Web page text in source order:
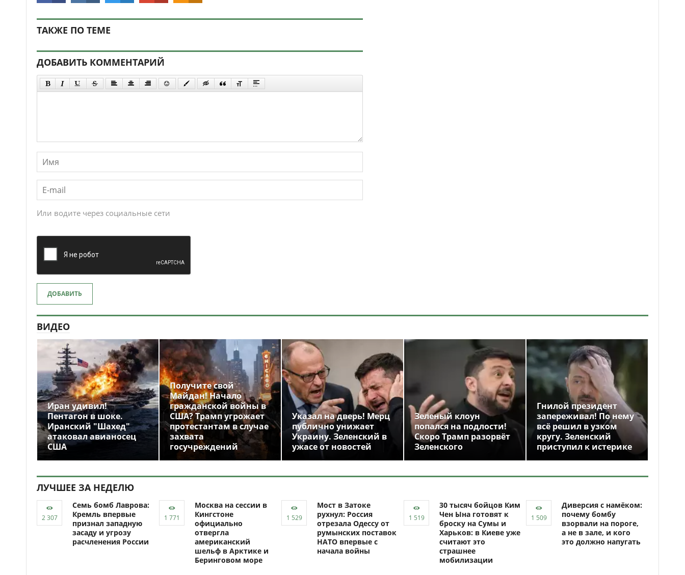
ТАКЖЕ ПО ТЕМЕ
ДОБАВИТЬ КОММЕНТАРИЙ
Или водите через социальные сети
ДОБАВИТЬ
ВИДЕО
Иран удивил!
Пентагон в шоке.
Иранский "Шахед"
атаковал авианосец
США
Получите свой
Майдан! Начало
гражданской войны в
США? Трамп угрожает
протестантам в случае
захвата
госучреждений
Указал на дверь! Мерц
публично унижает
Украину. Зеленский в
ужасе от новостей
Зеленый клоун
попался на подлости!
Скоро Трамп разорвёт
Зеленского
Гнилой президент
запереживал! По нему
всё решил в узком
кругу. Зеленский
приступил к истерике
ЛУЧШЕЕ ЗА НЕДЕЛЮ
Семь бомб Лаврова:
Кремль впервые
признал западную
засаду и угрозу
расчленения России
Москва на сессии в
Кингстоне
официально
отвергла
американский
шельф в Арктике и
Беринговом море
Мост в Затоке
рухнул: Россия
отрезала Одессу от
румынских поставок
НАТО впервые с
начала войны
30 тысяч бойцов Ким
Чен Ына готовят к
броску на Сумы и
Харьков: в Киеве уже
считают это
страшнее
мобилизации
Диверсия с намёком:
почему бомбу
взорвали на пороге,
а не в зале, и кого
это должно напугать